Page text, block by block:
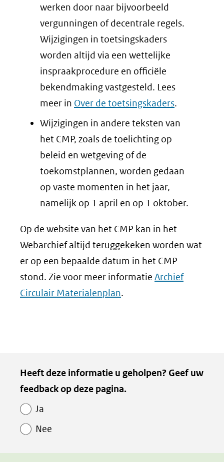
werken door naar bijvoorbeeld
vergunningen of decentrale regels.
Wijzigingen in toetsingskaders
worden altijd via een wettelijke
inspraakprocedure en officiële
bekendmaking vastgesteld. Lees
meer in Over de toetsingskaders.
Wijzigingen in andere teksten van
het CMP, zoals de toelichting op
beleid en wetgeving of de
toekomstplannen, worden gedaan
op vaste momenten in het jaar,
namelijk op 1 april en op 1 oktober.
Op de website van het CMP kan in het
Webarchief altijd teruggekeken worden wat
er op een bepaalde datum in het CMP
stond. Zie voor meer informatie Archief
Circulair Materialenplan.
Heeft deze informatie u geholpen? Geef uw
feedback op deze pagina.
Ja
Nee